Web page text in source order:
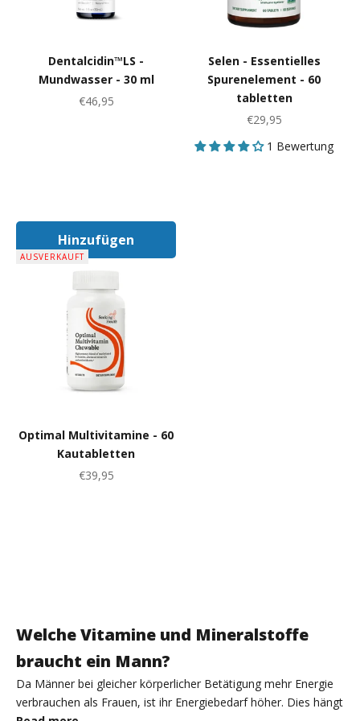
Dentalcidin™LS -
Mundwasser - 30 ml
Angebot
€46,95
In Den Warenkorb
Hinzufügen
Selen - Essentielles
Spurenelement - 60
tabletten
Angebot
€29,95
1 Bewertung
AUSVERKAUFT
Optimal Multivitamine - 60
Kautabletten
Angebot
€39,95
Welche Vitamine und Mineralstoffe
braucht ein Mann?
Da Männer bei gleicher körperlicher Betätigung mehr Energie
verbrauchen als Frauen, ist ihr Energiebedarf höher. Dies hängt